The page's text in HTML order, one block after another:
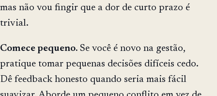
mas não vou fingir que a dor de curto prazo é
trivial.
Comece pequeno. Se você é novo na gestão,
pratique tomar pequenas decisões difíceis cedo.
Dê feedback honesto quando seria mais fácil